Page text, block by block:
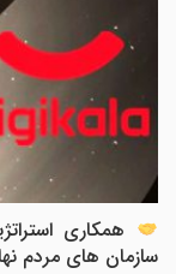
همکاری
سازمان های مردم